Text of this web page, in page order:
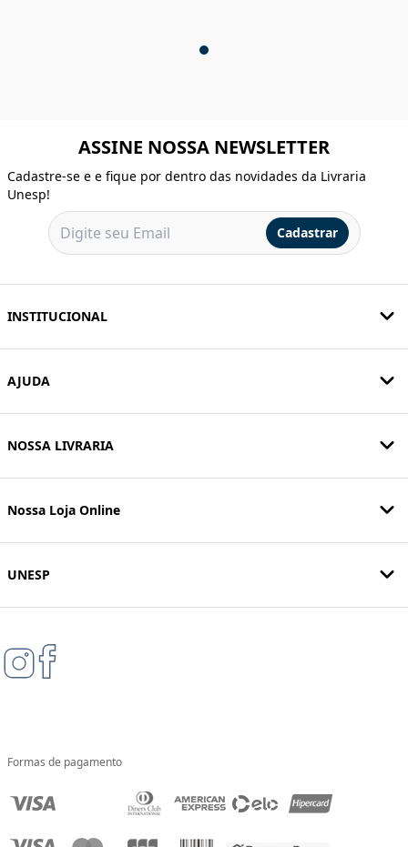
ASSINE NOSSA NEWSLETTER
Cadastre-se e e fique por dentro das novidades da Livraria
Unesp!
Cadastrar
INSTITUCIONAL
AJUDA
NOSSA LIVRARIA
Nossa Loja Online
UNESP
Formas de pagamento